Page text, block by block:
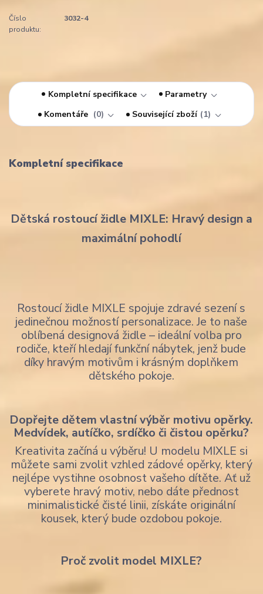
Číslo
produktu:
3032-4
Kompletní specifikace
Parametry
Komentáře
0 Související zboží 1
Kompletní specifikace
Dětská rostoucí židle MIXLE: Hravý design a
maximální pohodlí
Rostoucí židle MIXLE spojuje zdravé sezení s
jedinečnou možností personalizace. Je to naše
oblíbená designová židle – ideální volba pro
rodiče, kteří hledají funkční nábytek, jenž bude
díky hravým motivům i krásným doplňkem
dětského pokoje.
Dopřejte dětem vlastní výběr motivu opěrky.
Medvídek, autíčko, srdíčko či čistou opěrku?
Kreativita začíná u výběru! U modelu MIXLE si
můžete sami zvolit vzhled zádové opěrky, který
nejlépe vystihne osobnost vašeho dítěte. Ať už
vyberete hravý motiv, nebo dáte přednost
minimalistické čisté linii, získáte originální
kousek, který bude ozdobou pokoje.
Proč zvolit model MIXLE?